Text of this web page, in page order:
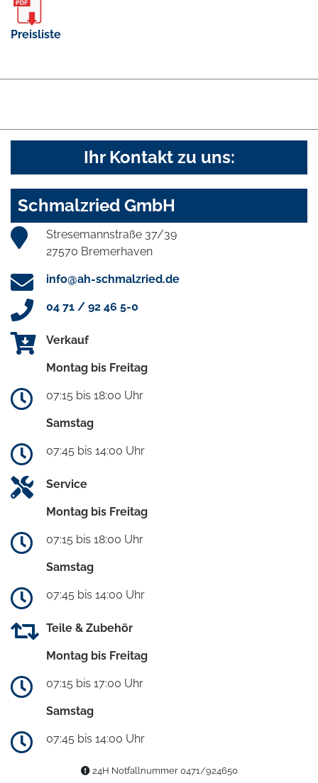
Preisliste
Ihr Kontakt zu uns:
Schmalzried GmbH
Stresemannstraße 37/39
27570 Bremerhaven
info@ah-schmalzried.de
04 71 / 92 46 5-0
Verkauf
Montag bis Freitag
07:15 bis 18:00 Uhr
Samstag
07:45 bis 14:00 Uhr
Service
Montag bis Freitag
07:15 bis 18:00 Uhr
Samstag
07:45 bis 14:00 Uhr
Teile & Zubehör
Montag bis Freitag
07:15 bis 17:00 Uhr
Samstag
07:45 bis 14:00 Uhr
24H Notfallnummer 0471/924650